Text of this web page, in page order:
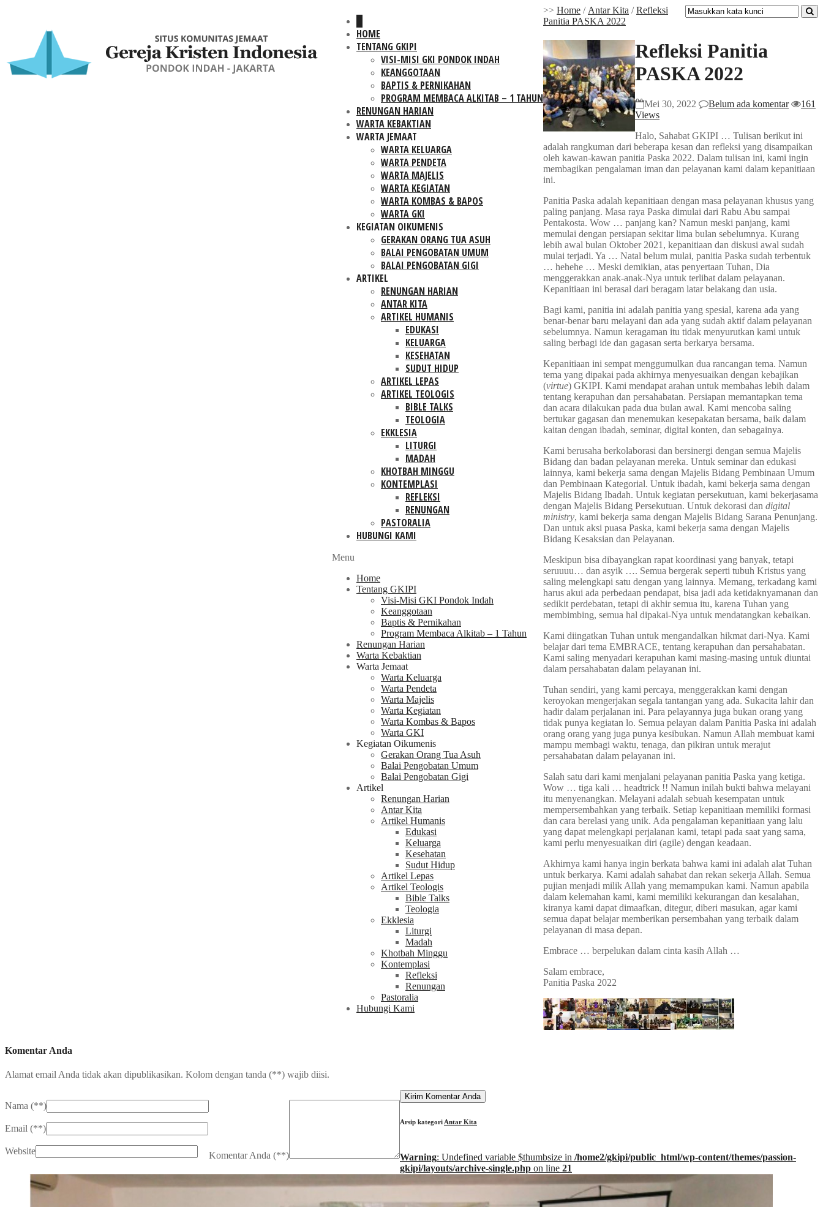
HOME
TENTANG GKIPI
VISI-MISI GKI PONDOK INDAH
KEANGGOTAAN
BAPTIS & PERNIKAHAN
PROGRAM MEMBACA ALKITAB – 1 TAHUN
RENUNGAN HARIAN
WARTA KEBAKTIAN
WARTA JEMAAT
WARTA KELUARGA
WARTA PENDETA
WARTA MAJELIS
WARTA KEGIATAN
WARTA KOMBAS & BAPOS
WARTA GKI
KEGIATAN OIKUMENIS
GERAKAN ORANG TUA ASUH
BALAI PENGOBATAN UMUM
BALAI PENGOBATAN GIGI
ARTIKEL
RENUNGAN HARIAN
ANTAR KITA
ARTIKEL HUMANIS
EDUKASI
KELUARGA
KESEHATAN
SUDUT HIDUP
ARTIKEL LEPAS
ARTIKEL TEOLOGIS
BIBLE TALKS
TEOLOGIA
EKKLESIA
LITURGI
MADAH
KHOTBAH MINGGU
KONTEMPLASI
REFLEKSI
RENUNGAN
PASTORALIA
HUBUNGI KAMI
Menu
Home
Tentang GKIPI
Visi-Misi GKI Pondok Indah
Keanggotaan
Baptis & Pernikahan
Program Membaca Alkitab – 1 Tahun
Renungan Harian
Warta Kebaktian
Warta Jemaat
Warta Keluarga
Warta Pendeta
Warta Majelis
Warta Kegiatan
Warta Kombas & Bapos
Warta GKI
Kegiatan Oikumenis
Gerakan Orang Tua Asuh
Balai Pengobatan Umum
Balai Pengobatan Gigi
Artikel
Renungan Harian
Antar Kita
Artikel Humanis
Edukasi
Keluarga
Kesehatan
Sudut Hidup
Artikel Lepas
Artikel Teologis
Bible Talks
Teologia
Ekklesia
Liturgi
Madah
Khotbah Minggu
Kontemplasi
Refleksi
Renungan
Pastoralia
Hubungi Kami
>> Home / Antar Kita /Refleksi
Panitia PASKA 2022
Refleksi Panitia
PASKA 2022
Mei 30, 2022 Belum ada komentar
161
Views
Halo, Sahabat GKIPI … Tulisan berikut ini
adalah rangkuman dari beberapa kesan dan refleksi yang disampaikan
oleh kawan-kawan panitia Paska 2022. Dalam tulisan ini, kami ingin
membagikan pengalaman iman dan pelayanan kami dalam kepanitiaan
ini.
Panitia Paska adalah kepanitiaan dengan masa pelayanan khusus yang
paling panjang. Masa raya Paska dimulai dari Rabu Abu sampai
Pentakosta. Wow … panjang kan? Namun meski panjang, kami
memulai dengan persiapan sekitar lima bulan sebelumnya. Kurang
lebih awal bulan Oktober 2021, kepanitiaan dan diskusi awal sudah
mulai terjadi. Ya … Natal belum mulai, panitia Paska sudah terbentuk
… hehehe … Meski demikian, atas penyertaan Tuhan, Dia
menggerakkan anak-anak-Nya untuk terlibat dalam pelayanan.
Kepanitiaan ini berasal dari beragam latar belakang dan usia.
Bagi kami, panitia ini adalah panitia yang spesial, karena ada yang
benar-benar baru melayani dan ada yang sudah aktif dalam pelayanan
sebelumnya. Namun keragaman itu tidak menyurutkan kami untuk
saling berbagi ide dan gagasan serta berkarya bersama.
Kepanitiaan ini sempat menggumulkan dua rancangan tema. Namun
tema yang dipakai pada akhirnya menyesuaikan dengan kebajikan
(virtue) GKIPI. Kami mendapat arahan untuk membahas lebih dalam
tentang kerapuhan dan persahabatan. Persiapan memantapkan tema
dan acara dilakukan pada dua bulan awal. Kami mencoba saling
bertukar gagasan dan menemukan kesepakatan bersama, baik dalam
kaitan dengan ibadah, seminar, digital konten, dan sebagainya.
Kami berusaha berkolaborasi dan bersinergi dengan semua Majelis
Bidang dan badan pelayanan mereka. Untuk seminar dan edukasi
lainnya, kami bekerja sama dengan Majelis Bidang Pembinaan Umum
dan Pembinaan Kategorial. Untuk ibadah, kami bekerja sama dengan
Majelis Bidang Ibadah. Untuk kegiatan persekutuan, kami bekerjasama
dengan Majelis Bidang Persekutuan. Untuk dekorasi dan digital
ministry, kami bekerja sama dengan Majelis Bidang Sarana Penunjang.
Dan untuk aksi puasa Paska, kami bekerja sama dengan Majelis
Bidang Kesaksian dan Pelayanan.
Meskipun bisa dibayangkan rapat koordinasi yang banyak, tetapi
seruuuu… dan asyik …. Semua bergerak seperti tubuh Kristus yang
saling melengkapi satu dengan yang lainnya. Memang, terkadang kami
harus akui ada perbedaan pendapat, bisa jadi ada ketidaknyamanan dan
sedikit perdebatan, tetapi di akhir semua itu, karena Tuhan yang
membimbing, semua hal dipakai-Nya untuk mendatangkan kebaikan.
Kami diingatkan Tuhan untuk mengandalkan hikmat dari-Nya. Kami
belajar dari tema EMBRACE, tentang kerapuhan dan persahabatan.
Kami saling menyadari kerapuhan kami masing-masing untuk diuntai
dalam persahabatan dalam pelayanan ini.
Tuhan sendiri, yang kami percaya, menggerakkan kami dengan
keroyokan mengerjakan segala tantangan yang ada. Sukacita lahir dan
hadir dalam perjalanan ini. Para pelayannya juga bukan orang yang
tidak punya kegiatan lo. Semua pelayan dalam Panitia Paska ini adalah
orang orang yang juga punya kesibukan. Namun Allah membuat kami
mampu membagi waktu, tenaga, dan pikiran untuk merajut
persahabatan dalam pelayanan ini.
Salah satu dari kami menjalani pelayanan panitia Paska yang ketiga.
Wow … tiga kali … headtrick !! Namun inilah bukti bahwa melayani
itu menyenangkan. Melayani adalah sebuah kesempatan untuk
mempersembahkan yang terbaik. Setiap kepanitiaan memiliki formasi
dan cara berelasi yang unik. Ada pengalaman kepanitiaan yang lalu
yang dapat melengkapi perjalanan kami, tetapi pada saat yang sama,
kami perlu menyesuaikan diri (agile) dengan keadaan.
Akhirnya kami hanya ingin berkata bahwa kami ini adalah alat Tuhan
untuk berkarya. Kami adalah sahabat dan rekan sekerja Allah. Semua
pujian menjadi milik Allah yang memampukan kami. Namun apabila
dalam kelemahan kami, kami memiliki kekurangan dan kesalahan,
kiranya kami dapat dimaafkan, ditegur, diberi masukan, agar kami
semua dapat belajar memberikan persembahan yang terbaik dalam
pelayanan di masa depan.
Embrace … berpelukan dalam cinta kasih Allah …
Salam embrace,
Panitia Paska 2022
Komentar Anda
Alamat email Anda tidak akan dipublikasikan. Kolom dengan tanda (**) wajib diisi.
Nama (**)
Email (**)
Website Komentar Anda (**)
Arsip kategori Antar Kita
Warning: Undefined variable $thumbsize in /home2/gkipi/public_html/wp-content/themes/passion-
gkipi/layouts/archive-single.php on line 21